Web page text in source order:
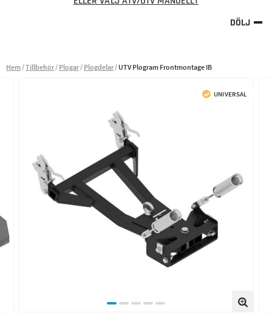
DÖLJ
Hem Tillbehör Plogar Plogdelar UTV Plogram Frontmontage IB
UNIVERSAL